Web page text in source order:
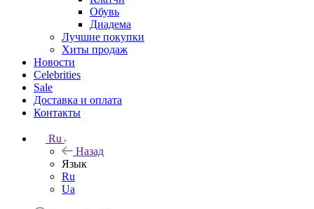
Обувь
Диадема
Лучшие покупки
Хиты продаж
Новости
Celebrities
Sale
Доставка и оплата
Контакты
Ru
Назад
Язык
Ru
Ua